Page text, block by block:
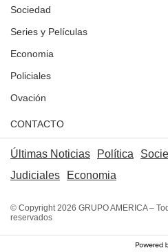
Sociedad
Series y Películas
Economia
Policiales
Ovación
CONTACTO
Últimas Noticias Política
Judiciales
Economia
© Copyright 2026 GRUPO AMERICA –
reservados